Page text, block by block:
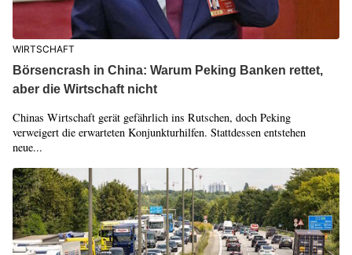
WIRTSCHAFT
Börsencrash in China: Warum Peking Banken rettet,
aber die Wirtschaft nicht
Chinas Wirtschaft gerät gefährlich ins Rutschen, doch Peking
verweigert die erwarteten Konjunkturhilfen. Stattdessen entstehen
neue...